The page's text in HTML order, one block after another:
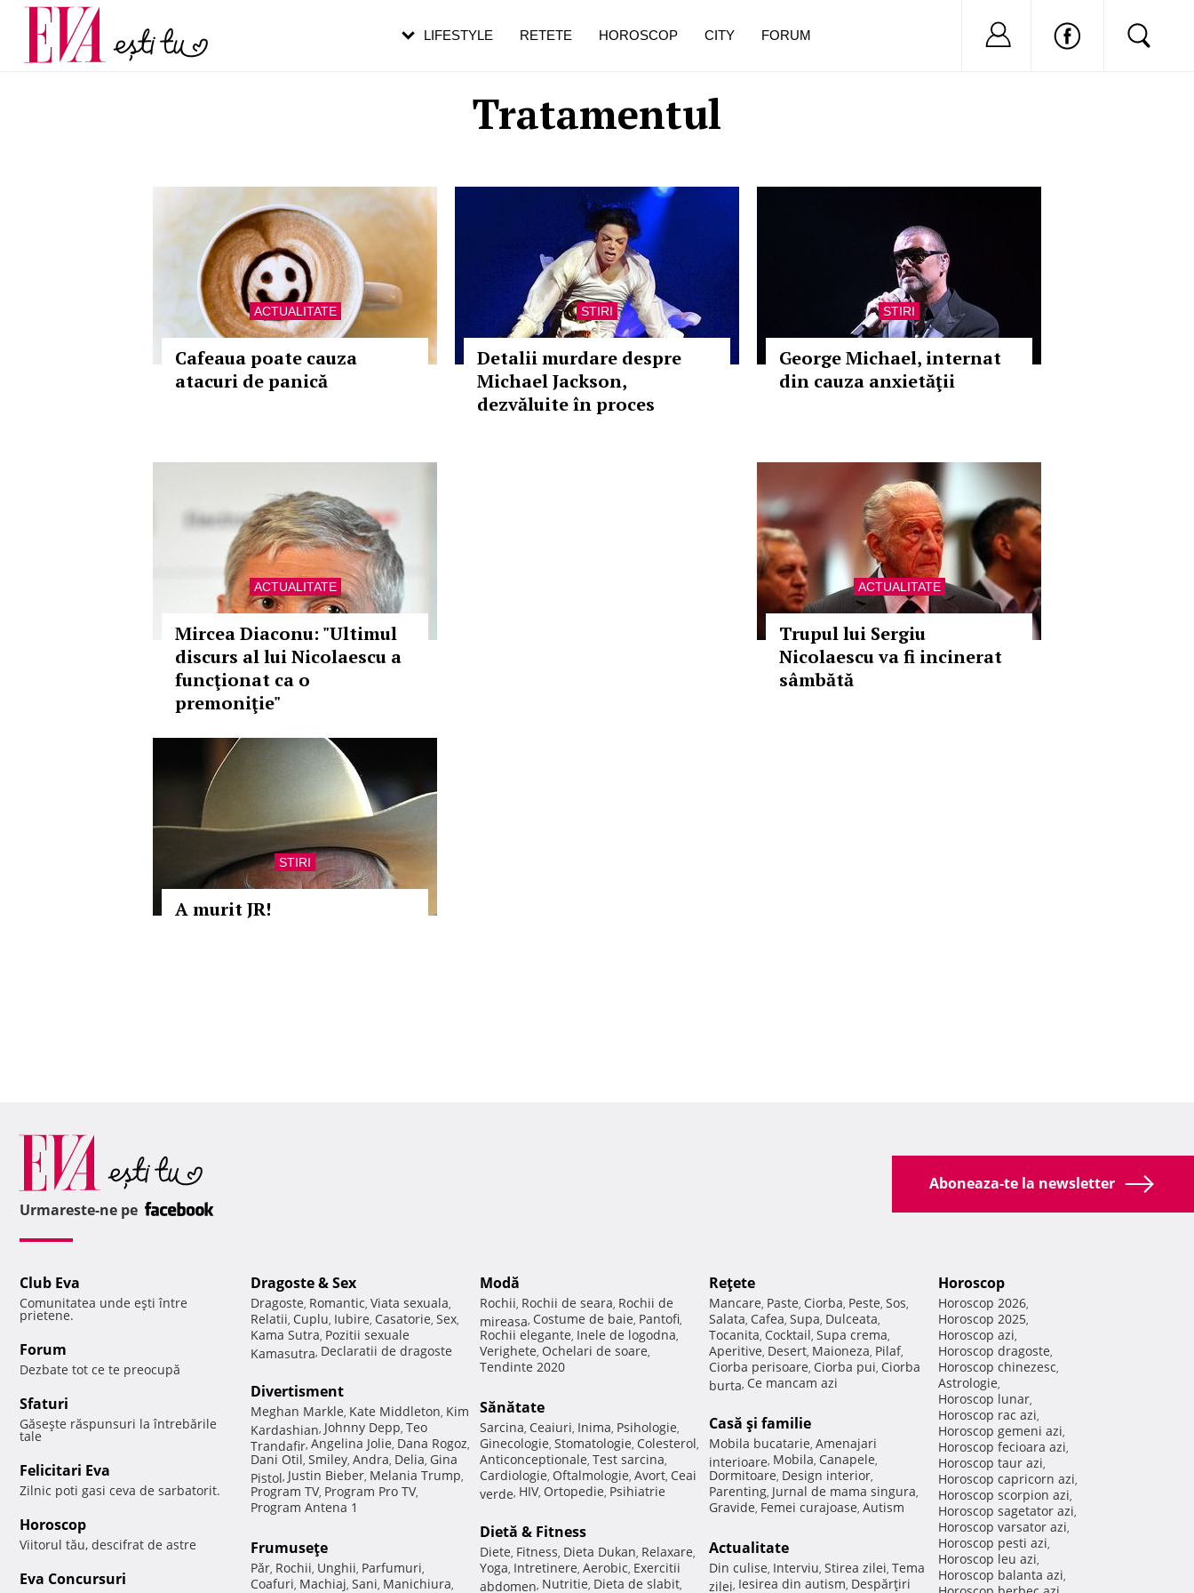
Tratamentul
ACTUALITATE
Cafeaua poate cauza
atacuri de panică
STIRI
Detalii murdare despre
Michael Jackson,
dezvăluite în proces
STIRI
George Michael, internat
din cauza anxietăţii
ACTUALITATE
Mircea Diaconu: "Ultimul
discurs al lui Nicolaescu a
funcţionat ca o
premoniţie"
ACTUALITATE
Trupul lui Sergiu
Nicolaescu va fi incinerat
sâmbătă
STIRI
A murit JR!
LIFESTYLE RETETE HOROSCOP CITY FORUM Nu ai cont?
Carieră
Actualitate
pe măsură ce înaintezi în vârstă
de dureroasă este investigația
Aboneaza-te la newsletter
Urmareste-ne pe
Club Eva
Comunitatea unde eşti între
prietene.
Forum
Dezbate tot ce te preocupă
Sfaturi
Găseşte răspunsuri la întrebările
tale
Felicitari Eva
Zilnic poti gasi ceva de sarbatorit.
Horoscop
Viitorul tău, descifrat de astre
Eva Concursuri
Dragoste & Sex
Dragoste, Romantic, Viata sexuala,
Relatii, Cuplu, Iubire, Casatorie, Sex,
Kama Sutra, Pozitii sexuale
Kamasutra, Declaratii de dragoste
Divertisment
Meghan Markle, Kate Middleton, Kim
Kardashian, Johnny Depp, Teo
Trandafir, Angelina Jolie, Dana Rogoz,
Dani Otil, Smiley, Andra, Delia, Gina
Pistol, Justin Bieber, Melania Trump,
Program TV, Program Pro TV,
Program Antena 1
Frumuseţe
Păr, Rochii, Unghii, Parfumuri,
Coafuri, Machiaj, Sani, Manichiura,
Modă
Rochii, Rochii de seara, Rochii de
mireasa, Costume de baie, Pantofi,
Rochii elegante, Inele de logodna,
Verighete, Ochelari de soare,
Tendinte 2020
Sănătate
Sarcina, Ceaiuri, Inima, Psihologie,
Ginecologie, Stomatologie, Colesterol,
Anticonceptionale, Test sarcina,
Cardiologie, Oftalmologie, Avort, Ceai
verde, HIV, Ortopedie, Psihiatrie
Dietă & Fitness
Diete, Fitness, Dieta Dukan, Relaxare,
Yoga, Intretinere, Aerobic, Exercitii
abdomen, Nutritie, Dieta de slabit,
Reţete
Mancare, Paste, Ciorba, Peste, Sos,
Salata, Cafea, Supa, Dulceata,
Tocanita, Cocktail, Supa crema,
Aperitive, Desert, Maioneza, Pilaf,
Ciorba perisoare, Ciorba pui, Ciorba
burta, Ce mancam azi
Casă şi familie
Mobila bucatarie, Amenajari
interioare, Mobila, Canapele,
Dormitoare, Design interior,
Parenting, Jurnal de mama singura,
Gravide, Femei curajoase, Autism
Actualitate
Din culise, Interviu, Stirea zilei, Tema
zilei, Iesirea din autism, Despărţiri
Horoscop
Horoscop 2026,
Horoscop 2025,
Horoscop azi,
Horoscop dragoste,
Horoscop chinezesc,
Astrologie,
Horoscop lunar,
Horoscop rac azi,
Horoscop gemeni azi,
Horoscop fecioara azi,
Horoscop taur azi,
Horoscop capricorn azi,
Horoscop scorpion azi,
Horoscop sagetator azi,
Horoscop varsator azi,
Horoscop pesti azi,
Horoscop leu azi,
Horoscop balanta azi,